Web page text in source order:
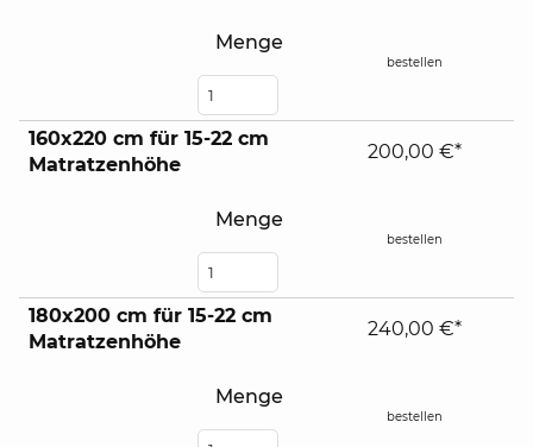
Menge
bestellen
160x220 cm für 15-22 cm
Matratzenhöhe
Menge
200,00 €*
bestellen
180x200 cm für 15-22 cm
Matratzenhöhe
Menge
240,00 €*
bestellen